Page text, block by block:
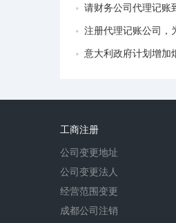
请财务公司代理记账
注册代理记账公司，
意大利政府计划增加
工商注册
公司变更地址
公司变更法人
经营范围变更
成都公司注销